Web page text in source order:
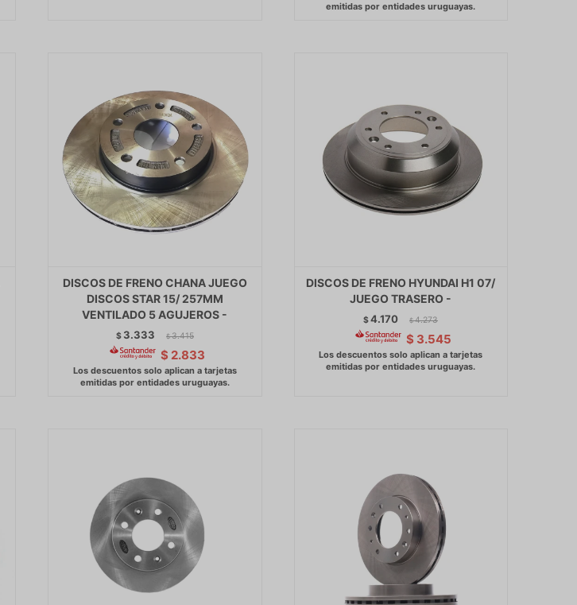
DISCOS DE FRENO CHANA JUEGO
DISCOS STAR 15/ 257MM
VENTILADO 5 AGUJEROS -
$ 3.333 $ 3.415
$ 2.833
DISCOS DE FRENO HYUNDAI H1 07/
JUEGO TRASERO -
$4.170 $ 4.273
$ 3.545